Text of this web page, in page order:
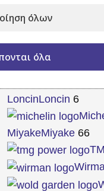
Husqvarna
ITCPower
LoncinLoncin 6
MiyakeMiyake 66
όλων
όλα